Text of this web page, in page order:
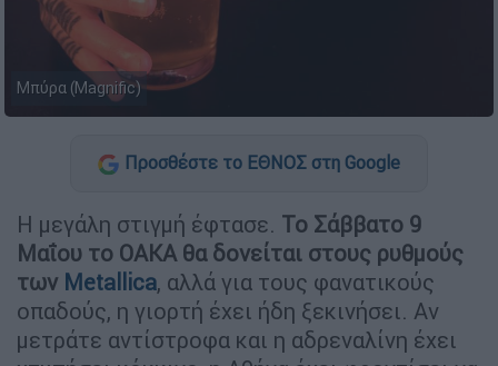
Μπύρα (Magnific)
Προσθέστε το ΕΘΝΟΣ στη Google
Η μεγάλη στιγμή έφτασε. Το Σάββατο 9
Μαΐου το ΟΑΚΑ θα δονείται στους ρυθμούς
των Metallica, αλλά για τους φανατικούς
οπαδούς, η γιορτή έχει ήδη ξεκινήσει. Αν
μετράτε αντίστροφα και η αδρεναλίνη έχει